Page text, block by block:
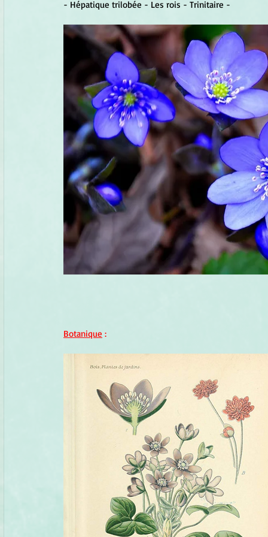
- Hépatique trilobée - Les rois - Trinitaire -
Botanique :